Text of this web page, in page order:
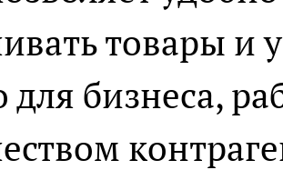
товары и
для бизнеса,